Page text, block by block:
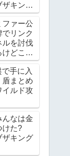
ザキング
ファー公
リンク
ルを討伐
けどこれ
ィアー
ム】
で手に入
盾まとめ
イルド攻
んなは金
けた?
ザキング